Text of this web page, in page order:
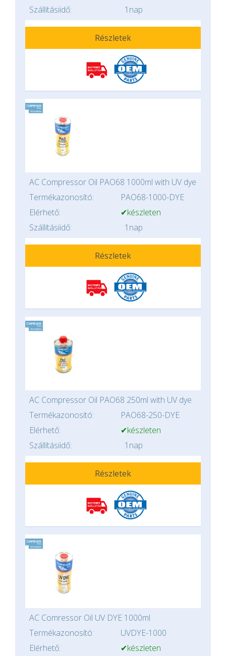
Szállításiidő: 1nap
Részletek
AC Compressor Oil PAO68 1000ml with UV dye
Termékazonosító:
PAO68-1000-DYE
Elérhető:
✔készleten
Szállításiidő:
1nap
Részletek
AC Compressor Oil PAO68 250ml with UV dye
Termékazonosító:
PAO68-250-DYE
Elérhető:
✔készleten
Szállításiidő:
1nap
Részletek
AC Comressor Oil UV DYE 1000ml
Termékazonosító:
UVDYE-1000
Elérhető:
✔készleten